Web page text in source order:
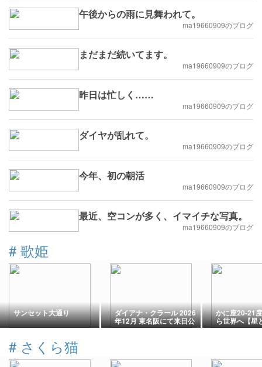
午後からの雨に見舞われて。
ma19660909のブログ
まだまだ続いてます。
ma19660909のブログ
昨日は忙しく……
ma19660909のブログ
ダイヤが乱れて。
ma19660909のブログ
今年、初の朝活
ma19660909のブログ
最近、空コンが多く、イマイチな写真。
ma19660909のブログ
# 歌姫
サンセット大通り ダイアナ・クラール 2026
年12月 東名阪にて来日公
演
かに座20-21
ら世界へ【星
のがたり】
# さくら猫